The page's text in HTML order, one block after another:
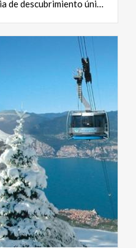
disfrutar de una experiencia de descubrimiento única.